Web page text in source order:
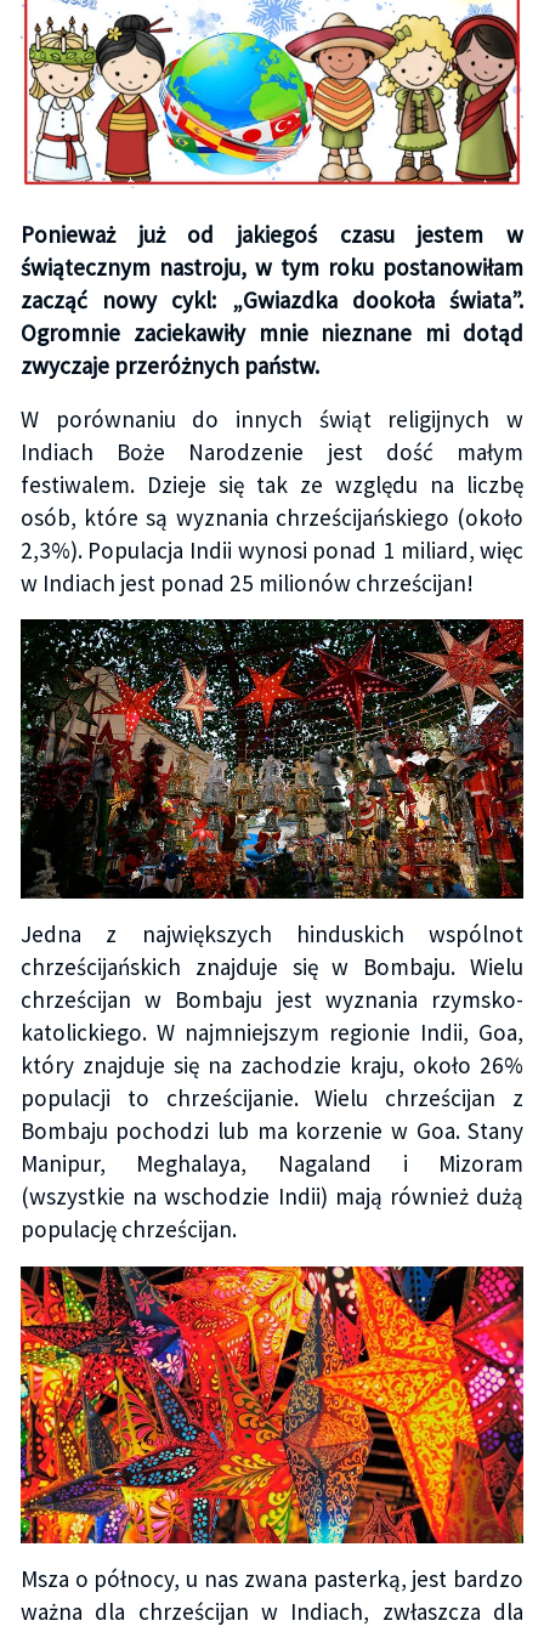
Ponieważ już od jakiegoś czasu jestem w
świątecznym nastroju, w tym roku postanowiłam
zacząć nowy cykl: „Gwiazdka dookoła świata”.
Ogromnie zaciekawiły mnie nieznane mi dotąd
zwyczaje przeróżnych państw.
W porównaniu do innych świąt religijnych w
Indiach Boże Narodzenie jest dość małym
festiwalem. Dzieje się tak ze względu na liczbę
osób, które są wyznania chrześcijańskiego (około
2,3%). Populacja Indii wynosi ponad 1 miliard, więc
w Indiach jest ponad 25 milionów chrześcijan!
Jedna z największych hinduskich wspólnot
chrześcijańskich znajduje się w Bombaju. Wielu
chrześcijan w Bombaju jest wyznania rzymsko-
katolickiego. W najmniejszym regionie Indii, Goa,
który znajduje się na zachodzie kraju, około 26%
populacji to chrześcijanie. Wielu chrześcijan z
Bombaju pochodzi lub ma korzenie w Goa. Stany
Manipur, Meghalaya, Nagaland i Mizoram
(wszystkie na wschodzie Indii) mają również dużą
populację chrześcijan.
Msza o północy, u nas zwana pasterką, jest bardzo
ważna dla chrześcijan w Indiach, zwłaszcza dla